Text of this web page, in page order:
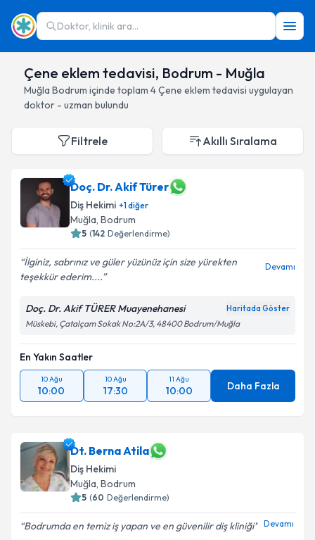
Doktor, klinik ara...
Çene eklem tedavisi, Bodrum - Muğla
Muğla Bodrum içinde toplam 4Çene eklem tedavisi uygulayan
doktor - uzman bulundu
Filtrele Akıllı Sıralama
Doç. Dr. Akif Türer
Diş Hekimi +1diğer
Muğla, Bodrum
5 (142 Değerlendirme)
İlginiz, sabrınız ve güler yüzünüz için size yürekten
teşekkür ederim....
Devamı
Doç. Dr. Akif TÜRER Muayenehanesi Haritada Göster
Müskebi, Çatalçam Sokak No:2A/3, 48400 Bodrum/Muğla
En Yakın Saatler
10 Ağu
10:00
10 Ağu
17:30
11 Ağu
10:00 Daha Fazla
Dt. Berna Atila
Diş Hekimi
Muğla, Bodrum
5 (60 Değerlendirme)
Bodrumda en temiz iş yapan ve en güvenilir diş kliniği Devamı